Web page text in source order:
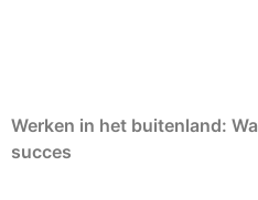
Werken in het buitenland:
succes